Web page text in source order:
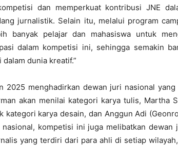
dan memperkuat kontribusi JNE
jurnalistik. Selain itu, melalui program
banyak pelajar dan mahasiswa untuk
dalam kompetisi ini, sehingga semakin
dunia kreatif.”
2025 menghadirkan dewan juri nasional
akan menilai kategori karya tulis, Martha
kategori karya desain, dan Anggun Adi
kompetisi ini juga melibatkan dewan
yang terdiri dari para ahli di setiap